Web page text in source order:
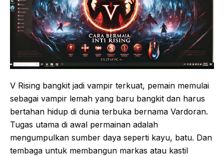
V Rising bangkit jadi vampir terkuat, pemain memulai
sebagai vampir lemah yang baru bangkit dan harus
bertahan hidup di dunia terbuka bernama Vardoran.
Tugas utama di awal permainan adalah
mengumpulkan sumber daya seperti kayu, batu. Dan
tembaga untuk membangun markas atau kastil